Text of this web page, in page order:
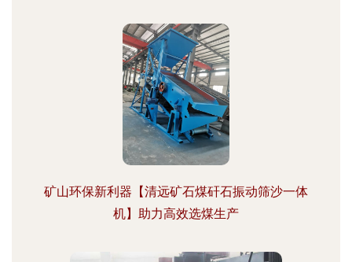
矿山环保新利器【清远矿石煤矸石振动筛沙一体
机】助力高效选煤生产